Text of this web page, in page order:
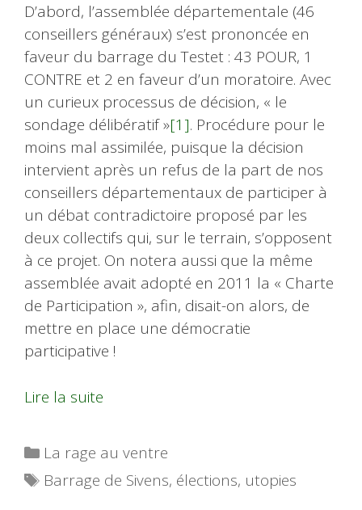
D’abord, l’assemblée départementale (46
conseillers généraux) s’est prononcée en
faveur du barrage du Testet : 43 POUR, 1
CONTRE et 2 en faveur d’un moratoire. Avec
un curieux processus de décision, « le
sondage délibératif »[1]. Procédure pour le
moins mal assimilée, puisque la décision
intervient après un refus de la part de nos
conseillers départementaux de participer à
un débat contradictoire proposé par les
deux collectifs qui, sur le terrain, s’opposent
à ce projet. On notera aussi que la même
assemblée avait adopté en 2011 la « Charte
de Participation », afin, disait-on alors, de
mettre en place une démocratie
participative !
Lire la suite
Catégories
La rage au ventre
Étiquettes
Barrage de Sivens, élections, utopies